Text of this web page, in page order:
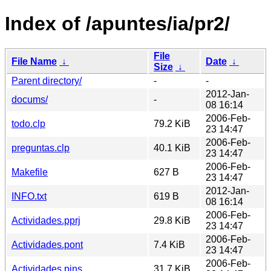
Index of /apuntes/ia/pr2/
File Name ↓
File
Size ↓
Date ↓
Parent directory/
-
-
docums/
-
2012-Jan-
08 16:14
todo.clp
79.2 KiB
2006-Feb-
23 14:47
preguntas.clp
40.1 KiB
2006-Feb-
23 14:47
Makefile
627 B
2006-Feb-
23 14:47
INFO.txt
619 B
2012-Jan-
08 16:14
Actividades.pprj
29.8 KiB
2006-Feb-
23 14:47
Actividades.pont
7.4 KiB
2006-Feb-
23 14:47
Actividades.pins
31.7 KiB
2006-Feb-